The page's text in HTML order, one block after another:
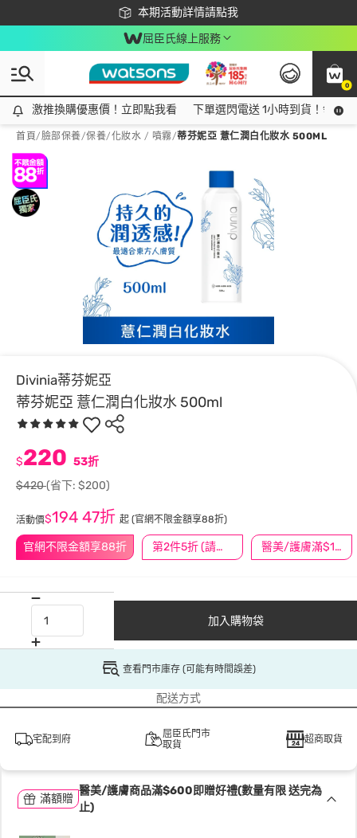
本期活動詳情請點我
下載app最高回饋$350
屈臣氏線上服務
0
激推換購優惠價！立即點我看
激推換購優惠價！立即點我看 下單選閃電送 1小時到貨！領神
首頁/臉部保養/保養/化妝水 / 噴霧/蒂芬妮亞 薏仁潤白化妝水 500ML
Divinia蒂芬妮亞
蒂芬妮亞 薏仁潤白化妝水 500ml
官網不限金額享88折 第2件5折 (請任選2件商品) 醫美/護膚滿$1200送$200
$220 53折
$420(省下: $200)
活動價$194 47折 起 (官網不限金額享88折)
加入購物袋
查看門市庫存 (可能有時間誤差)
配送方式
宅配到府
屈臣氏門市
取貨
超商取貨
滿額贈
醫美/護膚商品滿$600即贈好禮(數量有限 送完為
止)